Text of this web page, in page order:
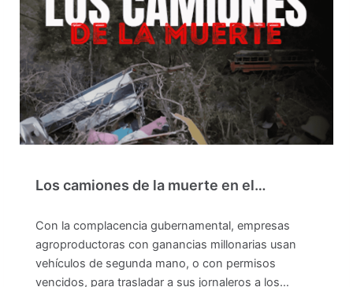
Los camiones de la muerte en el…
Con la complacencia gubernamental, empresas
agroproductoras con ganancias millonarias usan
vehículos de segunda mano, o con permisos
vencidos, para trasladar a sus jornaleros a los…